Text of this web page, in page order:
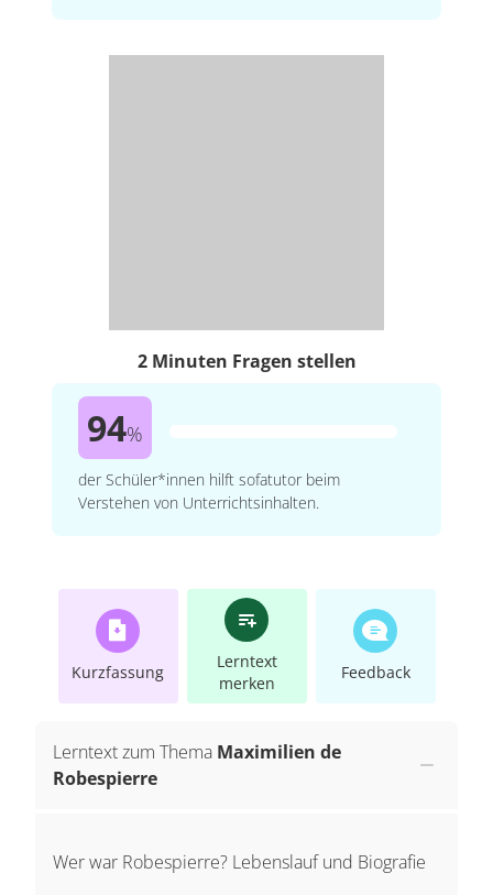
2 Minuten Fragen stellen
94%
der Schüler*innen hilft sofatutor beim
Verstehen von Unterrichtsinhalten.
Kurzfassung
Lerntext
merken
Feedback
Lerntext zum Thema Maximilien de
Robespierre
Wer war Robespierre? Lebenslauf und Biografie